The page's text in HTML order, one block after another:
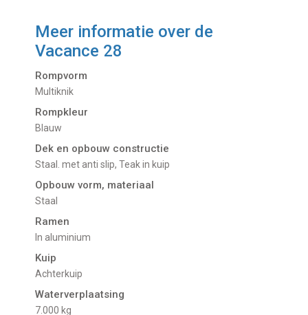
Meer informatie over de
Vacance 28
Rompvorm
Multiknik
Rompkleur
Blauw
Dek en opbouw constructie
Staal. met anti slip, Teak in kuip
Opbouw vorm, materiaal
Staal
Ramen
In aluminium
Kuip
Achterkuip
Waterverplaatsing
7.000 kg